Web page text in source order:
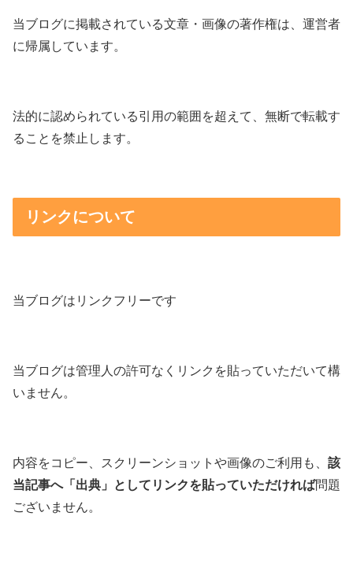
当ブログに掲載されている文章・画像の著作権は、運営者
に帰属しています。
法的に認められている引用の範囲を超えて、無断で転載す
ることを禁止します。
リンクについて
当ブログはリンクフリーです
当ブログは管理人の許可なくリンクを貼っていただいて構
いません。
内容をコピー、スクリーンショットや画像のご利用も、 該
当記事へ「出典」としてリンクを貼っていただければ問題
ございません。